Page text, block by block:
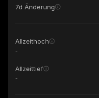
7d Änderung
Allzeithoch
-
Allzeittief
-